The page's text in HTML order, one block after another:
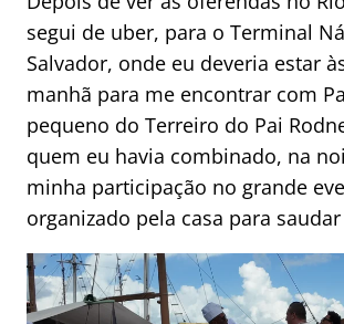
segui de uber, para o Terminal
Salvador, onde eu deveria estar
manhã para me encontrar com
pequeno do Terreiro do Pai
quem eu havia combinado, na
minha participação no grande
organizado pela casa para